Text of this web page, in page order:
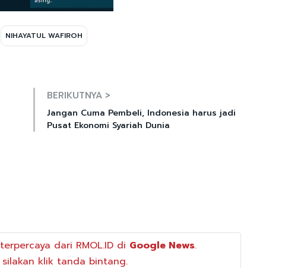
NIHAYATUL WAFIROH
BERIKUTNYA >
Jangan Cuma Pembeli, Indonesia harus jadi
Pusat Ekonomi Syariah Dunia
dari RMOL.ID di Google News.
klik tanda bintang.